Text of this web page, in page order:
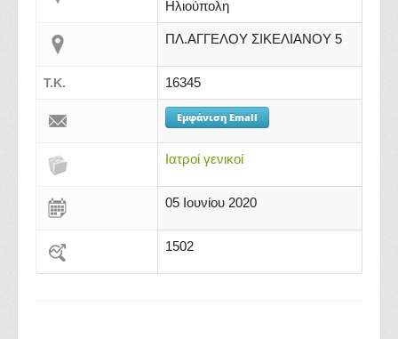
Ηλιούπολη
ΠΛ.ΑΓΓΕΛΟΥ ΣΙΚΕΛΙΑΝΟΥ 5
Τ.Κ. 16345
Εμφάνιση Email
Ιατροί γενικοί
05 Ιουνίου 2020
1502